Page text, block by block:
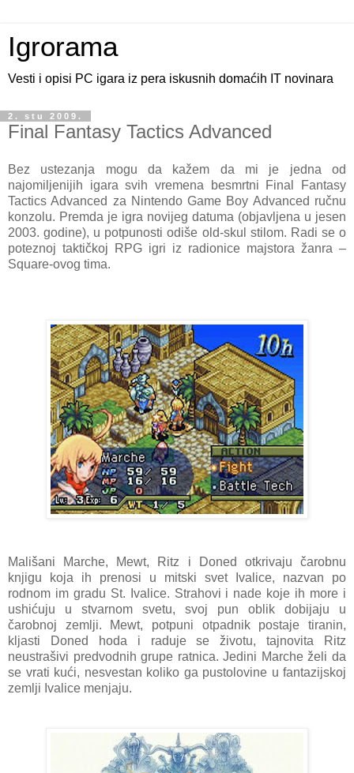
Igrorama
Vesti i opisi PC igara iz pera iskusnih domaćih IT novinara
2. stu 2009.
Final Fantasy Tactics Advanced
Bez ustezanja mogu da kažem da mi je jedna od
najomiljenijih igara svih vremena besmrtni Final Fantasy
Tactics Advanced za Nintendo Game Boy Advanced ručnu
konzolu. Premda je igra novijeg datuma (objavljena u jesen
2003. godine), u potpunosti odiše old-skul stilom. Radi se o
poteznoj taktičkoj RPG igri iz radionice majstora žanra –
Square-ovog tima.
Mališani Marche, Mewt, Ritz i Doned otkrivaju čarobnu
knjigu koja ih prenosi u mitski svet Ivalice, nazvan po
rodnom im gradu St. Ivalice. Strahovi i nade koje ih more i
ushićuju u stvarnom svetu, svoj pun oblik dobijaju u
čarobnoj zemlji. Mewt, potpuni otpadnik postaje tiranin,
kljasti Doned hoda i raduje se životu, tajnovita Ritz
neustrašivi predvodnih grupe ratnica. Jedini Marche želi da
se vrati kući, nesvestan koliko ga pustolovine u fantazijskoj
zemlji Ivalice menjaju.